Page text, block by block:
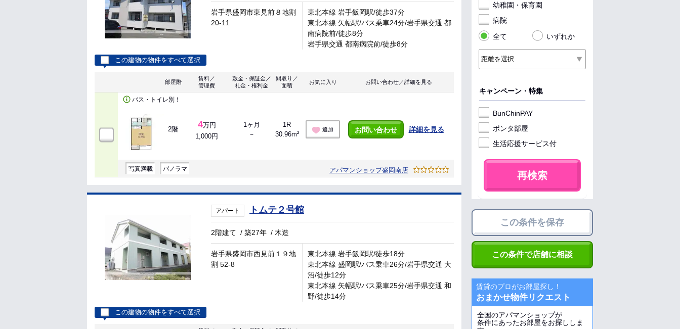
岩手県盛岡市東見前８地割
20-11
東北本線 岩手飯岡駅/徒歩37分
東北本線 矢幅駅/バス乗車24分/岩手県交通 都
南病院前/徒歩8分
岩手県交通 都南病院前/徒歩8分
この建物の物件をすべて選択
部屋階
賃料／
管理費
敷金・保証金／
礼金・権利金
間取り／
面積
お気に入り お問い合わせ／詳細を見る
バス・トイレ別！
2階 4万円
1,000円
1ヶ月
－
1R
30.96m²
追加 お問い合わせ 詳細を見る
写真満載 パノラマ アパマンショップ盛岡南店
アパート トムテ２号館
2階建て /築27年 / 木造
岩手県盛岡市西見前１９地
割 52-8
東北本線 岩手飯岡駅/徒歩18分
東北本線 盛岡駅/バス乗車26分/岩手県交通 大
沼/徒歩12分
東北本線 矢幅駅/バス乗車25分/岩手県交通 和
野/徒歩14分
この建物の物件をすべて選択
幼稚園・保育園
病院
全て
いずれか
キャンペーン・特集
BunChinPAY
ポンタ部屋
生活応援サービス付
再検索
この条件を保存
この条件で店舗に相談
賃貸のプロがお部屋探し！
おまかせ物件リクエスト
全国のアパマンショップが
条件にあったお部屋をお探ししま